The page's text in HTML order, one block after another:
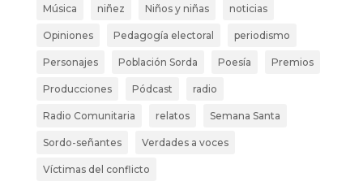
Música niñez Niños y niñas noticias
Opiniones Pedagogía electoral periodismo
Personajes Población Sorda Poesía Premios
Producciones Pódcast radio
Radio Comunitaria relatos Semana Santa
Sordo-señantes Verdades a voces
Víctimas del conflicto